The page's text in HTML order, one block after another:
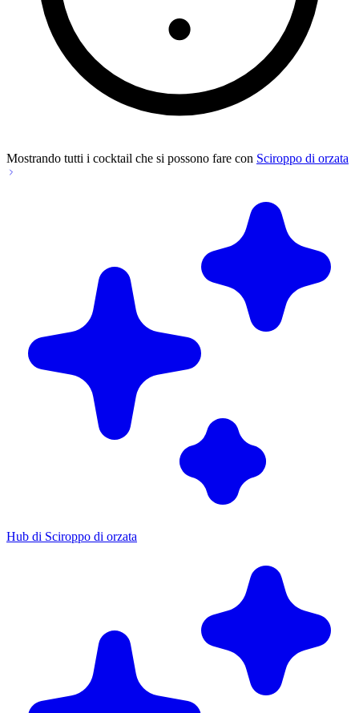
Mostrando tutti i cocktail che si possono fare con Sciroppo di orzata
Hub di Sciroppo di orzata